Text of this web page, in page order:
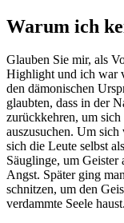
Warum ich
Glauben Sie mir, als
Highlight und ich war
den dämonischen
glaubten, dass in der
zurückkehren, um
auszusuchen. Um
sich die Leute selbst
Säuglinge, um
Angst. Später ging
schnitzen, um den
verdammte Seele haust.